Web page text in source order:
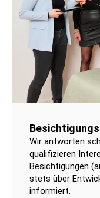
Wir antworten
qualifizieren
Besichtigungen
stets über
informiert.